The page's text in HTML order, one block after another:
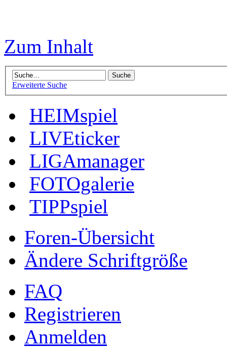
Zum Inhalt
Erweiterte Suche
HEIMspiel
LIVEticker
LIGAmanager
FOTOgalerie
TIPPspiel
Foren-Übersicht
Ändere Schriftgröße
FAQ
Registrieren
Anmelden